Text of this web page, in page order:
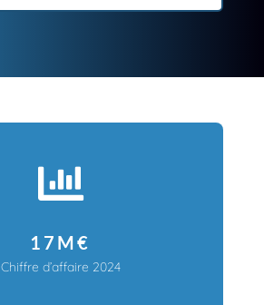

17M€
Chiffre d’affaire 2024